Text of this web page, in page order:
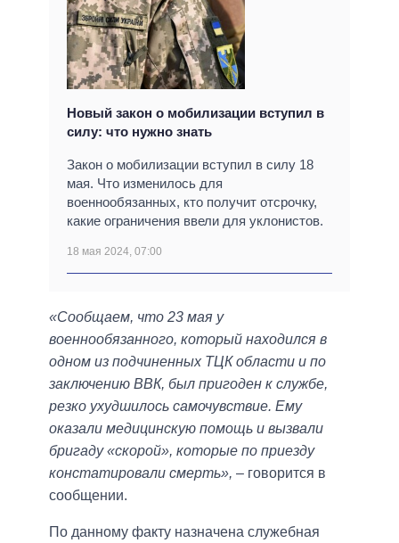
Новый закон о мобилизации вступил в
силу: что нужно знать
Закон о мобилизации вступил в силу 18
мая. Что изменилось для
военнообязанных, кто получит отсрочку,
какие ограничения ввели для уклонистов.
18 мая 2024, 07:00
«Сообщаем, что 23 мая у
военнообязанного, который находился в
одном из подчиненных ТЦК области и по
заключению ВВК, был пригоден к службе,
резко ухудшилось самочувствие. Ему
оказали медицинскую помощь и вызвали
бригаду «скорой», которые по приезду
констатировали смерть», – говорится в
сообщении.
По данному факту назначена служебная